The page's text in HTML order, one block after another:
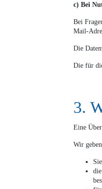
c) Bei
Bei
Mail-
Die
Die für
3.
Eine
Wir